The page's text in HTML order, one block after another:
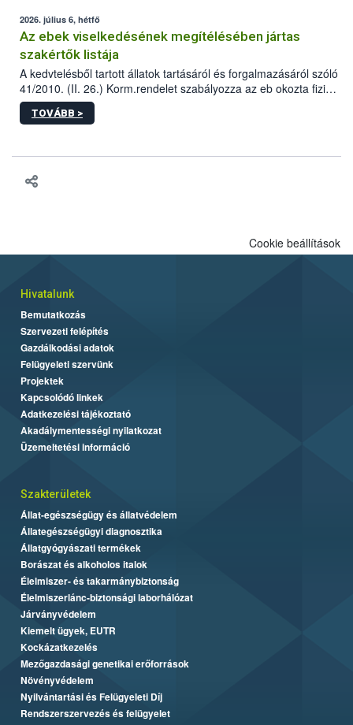
2026. július 6, hétfő
Az ebek viselkedésének megítélésében jártas
szakértők listája
A kedvtelésből tartott állatok tartásáról és forgalmazásáról szóló
41/2010. (II. 26.) Korm.rendelet szabályozza az eb okozta fizikai
sérülés, illetve ennek veszélye keletkezésekor felmerülő
hatósági feladatokat, valamint a veszélyes eb tartását és annak
TOVÁBB >
Cookie beállítások
Hivatalunk
Bemutatkozás
Szervezeti felépítés
Gazdálkodási adatok
Felügyeleti szervünk
Projektek
Kapcsolódó linkek
Adatkezelési tájékoztató
Akadálymentességi nyilatkozat
Üzemeltetési információ
Szakterületek
Állat-egészségügy és állatvédelem
Állategészségügyi diagnosztika
Állatgyógyászati termékek
Borászat és alkoholos italok
Élelmiszer- és takarmánybiztonság
Élelmiszerlánc-biztonsági laborhálózat
Járványvédelem
Kiemelt ügyek, EUTR
Kockázatkezelés
Mezőgazdasági genetikai erőforrások
Növényvédelem
Nyilvántartási és Felügyeleti Díj
Rendszerszervezés és felügyelet